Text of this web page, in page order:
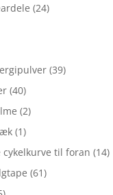
(24)
(39)
(40)
(2)
(1)
cykelkurve til foran (14)
(61)